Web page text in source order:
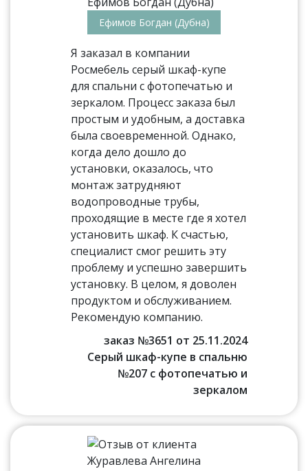
Ефимов Богдан (Дубна)
Я заказал в компании
Росмебель серый шкаф-купе
для спальни с фотопечатью и
зеркалом. Процесс заказа был
простым и удобным, а доставка
была своевременной. Однако,
когда дело дошло до
установки, оказалось, что
монтаж затрудняют
водопроводные трубы,
проходящие в месте где я хотел
установить шкаф. К счастью,
специалист смог решить эту
проблему и успешно завершить
установку. В целом, я доволен
продуктом и обслуживанием.
Рекомендую компанию.
заказ №3651 от 25.11.2024
Серый шкаф-купе в спальню
№207 с фотопечатью и
зеркалом